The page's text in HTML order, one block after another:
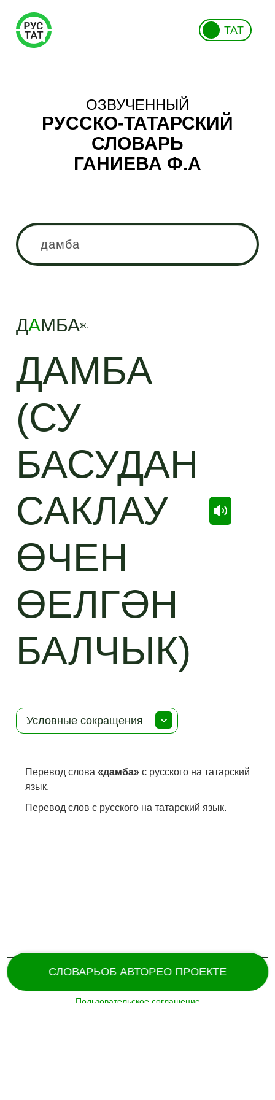
СЛОВАРЬОБ АВТОРЕО ПРОЕКТЕ
ТАТ
ОЗВУЧЕННЫЙ
РУССКО-ТАТАРСКИЙ
СЛОВАРЬ
ГАНИЕВА Ф.А
ДАМБАж.
ДАМБА
(СУ
БАСУДАН
САКЛАУ
ӨЧЕН
ӨЕЛГӘН
БАЛЧЫК)
Условные сокращения
Перевод слова«дамба» с русского на татарский
язык.
Перевод слов с русского на татарский язык.
Пользовательское соглашение